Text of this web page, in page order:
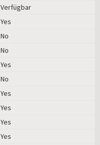
Verfügbar
Yes
No
No
Yes
No
Yes
Yes
Yes
Yes